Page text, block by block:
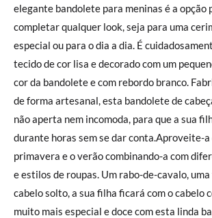
elegante bandolete para meninas é a opção
completar qualquer look, seja para uma
especial ou para o dia a dia. É
tecido de cor lisa e decorado com um
cor da bandolete e com rebordo branco.
de forma artesanal, esta bandolete de
não aperta nem incomoda, para que a sua
durante horas sem se dar conta.Aproveite-
primavera e o verão combinando-a com
e estilos de roupas. Um rabo-de-cavalo,
cabelo solto, a sua filha ficará com o cabelo
muito mais especial e doce com esta linda